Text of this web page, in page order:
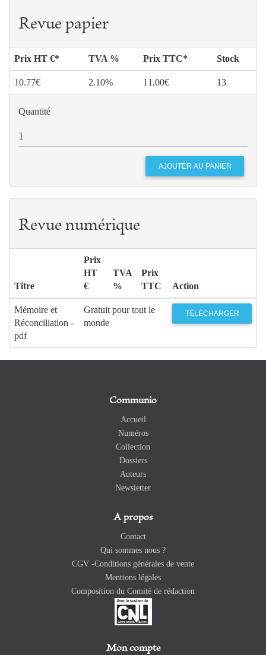
Revue papier
Prix HT €* TVA % Prix TTC* Stock
10.77€ 2.10% 11.00€ 13
Quantité
Revue numérique
Titre
Prix
HT
€
TVA
%
Prix
TTC
Action
Mémoire et
Réconciliation -
pdf
Gratuit pour tout le
monde
TÉLÉCHARGER
Communio
Accueil
Numéros
Collection
Dossiers
Auteurs
Newsletter
A propos
Contact
Qui sommes nous ?
CGV -Conditions générales de vente
Mentions légales
Composition du Comité de rédaction
Mon compte